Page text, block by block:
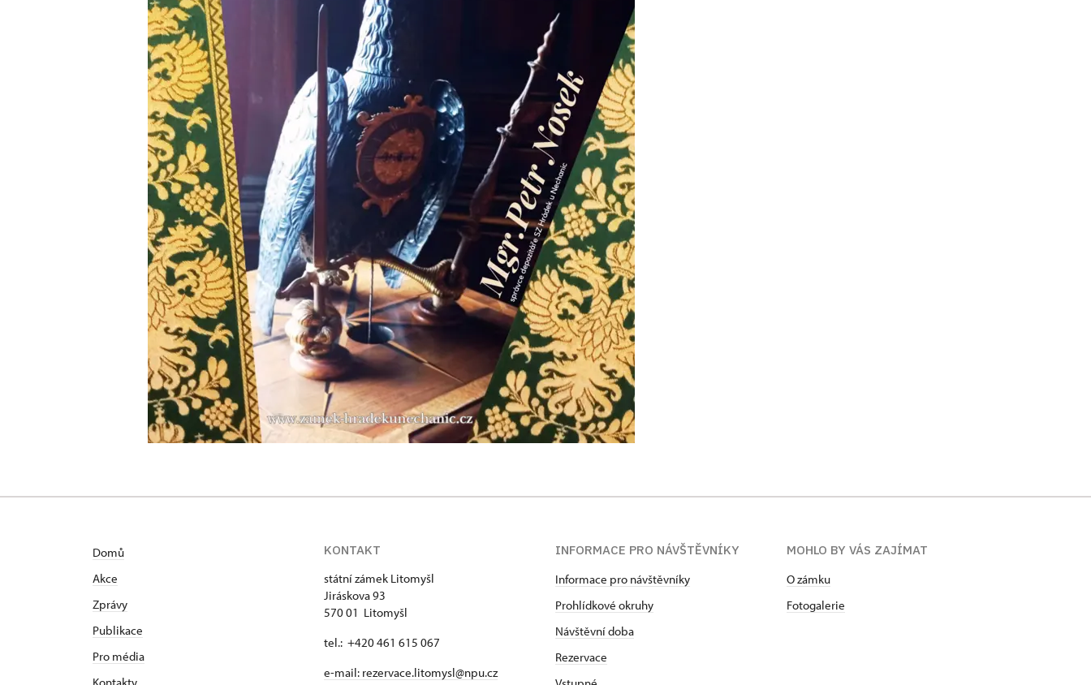
Domů
Akce
Zprávy
Publikace
Pro média
Kontakty
KONTAKT
státní zámek Litomyšl
Jiráskova 93
570 01 Litomyšl
tel.: +420 461 615 067
e-mail: rezervace.litomysl@npu.cz
INFORMACE PRO NÁVŠTĚVNÍKY
Informace pro návštěvníky
Prohlídkové okruhy
Návštěvní doba
Rezervace
MOHLO BY VÁS ZAJÍMAT
O zámku
Fotogalerie